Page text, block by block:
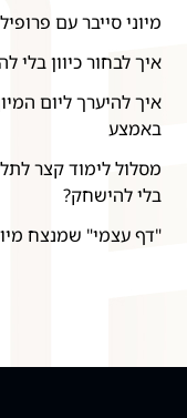
מיוני סייבר עם פרופיל
איך לבחור כיוון
איך להיערך ליום
באמצע
מסלול לימוד קצר
בלי להישחק?
"דף עצמי" שמנצח